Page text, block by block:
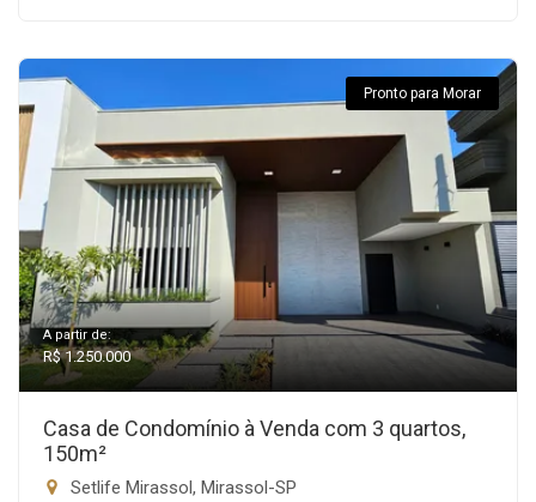
Pronto para Morar
A partir de:
R$ 1.250.000
Casa de Condomínio à Venda com 3 quartos,
150m²
Setlife Mirassol, Mirassol-SP